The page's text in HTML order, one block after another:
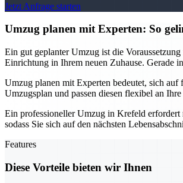
Jetzt Anfrage starten
Umzug planen mit Experten: So
Ein gut geplanter Umzug ist die
Einrichtung in Ihrem neuen Zuhause. Gerade
Umzug planen mit Experten bedeutet, sich
Umzugsplan und passen diesen flexibel an
Ein professioneller Umzug in Krefeld erfordert
sodass Sie sich auf den nächsten
Features
Diese Vorteile bieten wir Ihnen